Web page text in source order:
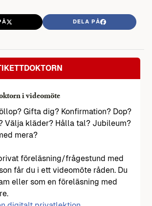
DELA PÅ
i videomöte
Gifta dig? Konfirmation? Dop?
Välja kläder? Hålla tal? Jubileum?
mera?
föreläsning/frågestund med
får du i ett videomöte råden. Du
eller som en föreläsning med